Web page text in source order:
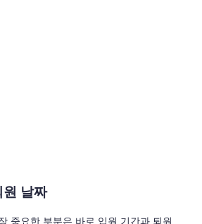
원 날짜
중요한 부분은 바로 입원 기간과 퇴원